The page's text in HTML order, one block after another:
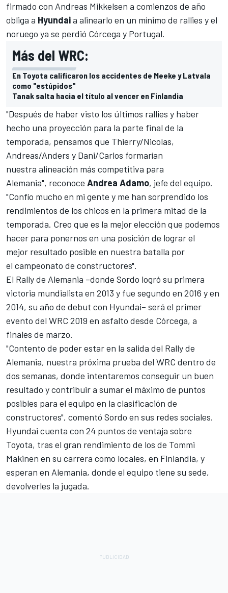
firmado con Andreas Mikkelsen a comienzos de año
obliga a Hyundaia alinearlo en un mínimo de rallies y el
noruego ya se perdió Córcega y Portugal.
Más del WRC:
En Toyota calificaron los accidentes de Meeke y Latvala
como "estúpidos"
Tanak salta hacia el título al vencer en Finlandia
"Después de haber visto los últimos rallies y haber
hecho una proyección para la parte final de la
temporada, pensamos que Thierry/Nicolas,
Andreas/Anders y Dani/Carlos formarían
nuestra alineación más competitiva para
Alemania", reconoce Andrea Adamo, jefe del equipo.
"Confío mucho en mi gente y me han sorprendido los
rendimientos de los chicos en la primera mitad de la
temporada. Creo que es la mejor elección que podemos
hacer para ponernos en una posición de lograr el
mejor resultado posible en nuestra batalla por
el campeonato de constructores".
El Rally de Alemania –donde Sordo logró su primera
victoria mundialista en 2013 y fue segundo en 2016 y en
2014, su año de debut con Hyundai– será el primer
evento del WRC 2019 en asfalto desde Córcega, a
finales de marzo.
"Contento de poder estar en la salida del Rally de
Alemania, nuestra próxima prueba del WRC dentro de
dos semanas, donde intentaremos conseguir un buen
resultado y contribuir a sumar el máximo de puntos
posibles para el equipo en la clasificación de
constructores", comentó Sordo en sus redes sociales.
Hyundai cuenta con 24 puntos de ventaja sobre
Toyota, tras el gran rendimiento de los de Tommi
Makinen en su carrera como locales, en Finlandia, y
esperan en Alemania, donde el equipo tiene su sede,
devolverles la jugada.